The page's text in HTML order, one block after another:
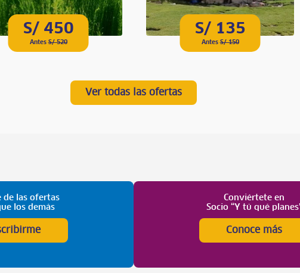
S/ 450
AntesS/ 520
S/ 135
AntesS/ 150
Ver todas las ofertas
de las ofertas
los demás
Conviértete en
Socio “Y tú qué
Conoce más